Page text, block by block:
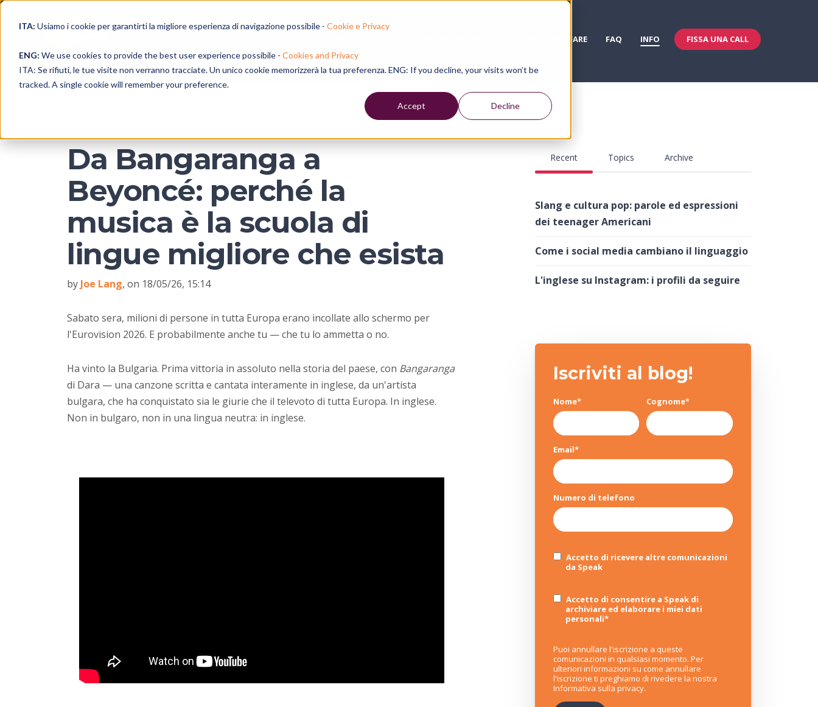
ITA: Usiamo i cookie per garantirti la migliore esperienza di navigazione possibile - Cookie e Privacy
ENG: We use cookies to provide the best user experience possibile - Cookies and Privacy
ITA: Se rifiuti, le tue visite non verranno tracciate. Un unico cookie memorizzerà la tua preferenza. ENG: If you decline, your visits won’t be
tracked. A single cookie will remember your preference.
Accept Decline
STAFF & WELFARE FAQ INFO FISSA UNA CALL
Da Bangaranga a
Beyoncé: perché la
musica è la scuola di
lingue migliore che esista
by Joe Lang, on 18/05/26, 15:14
Sabato sera, milioni di persone in tutta Europa erano incollate allo schermo per
l'Eurovision 2026. E probabilmente anche tu — che tu lo ammetta o no.
Ha vinto la Bulgaria. Prima vittoria in assoluto nella storia del paese, con Bangaranga
di Dara — una canzone scritta e cantata interamente in inglese, da un'artista
bulgara, che ha conquistato sia le giurie che il televoto di tutta Europa. In inglese.
Non in bulgaro, non in una lingua neutra: in inglese.
Recent Topics Archive
Slang e cultura pop: parole ed espressioni
dei teenager Americani
Come i social media cambiano il linguaggio
L'inglese su Instagram: i profili da seguire
Iscriviti al blog!
Nome* Cognome*
Email*
Numero di telefono
Accetto di ricevere altre comunicazioni
da Speak
Accetto di consentire a Speak di
archiviare ed elaborare i miei dati
personali*
Puoi annullare l'iscrizione a queste
comunicazioni in qualsiasi momento. Per
ulteriori informazioni su come annullare
l'iscrizione ti preghiamo di rivedere la nostra
Informativa sulla privacy.